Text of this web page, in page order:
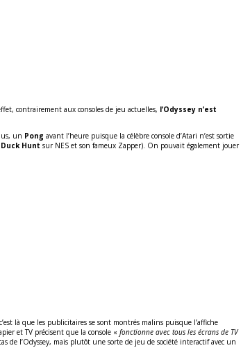
contrairement aux consoles de jeu actuelles, l’Odyssey n’est
un Pong avant l’heure puisque la célèbre console d’Atari n’est sortie
Duck Hunt sur NES et son fameux Zapper). On pouvait également jouer
là que les publicitaires se sont montrés malins puisque l’affiche
et TV précisent que la console « fonctionne avec tous les écrans de TV
de l’Odyssey, mais plutôt une sorte de jeu de société interactif avec un